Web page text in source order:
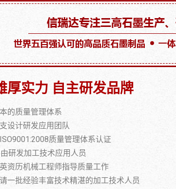
厚实力 自主研发品牌
的质量管理体系
设计研发应用团队
质量管理体系认证
研发加工技术应用人员
资历机械工程师指导质量工作
一批经验丰富技术精湛的加工技术人员